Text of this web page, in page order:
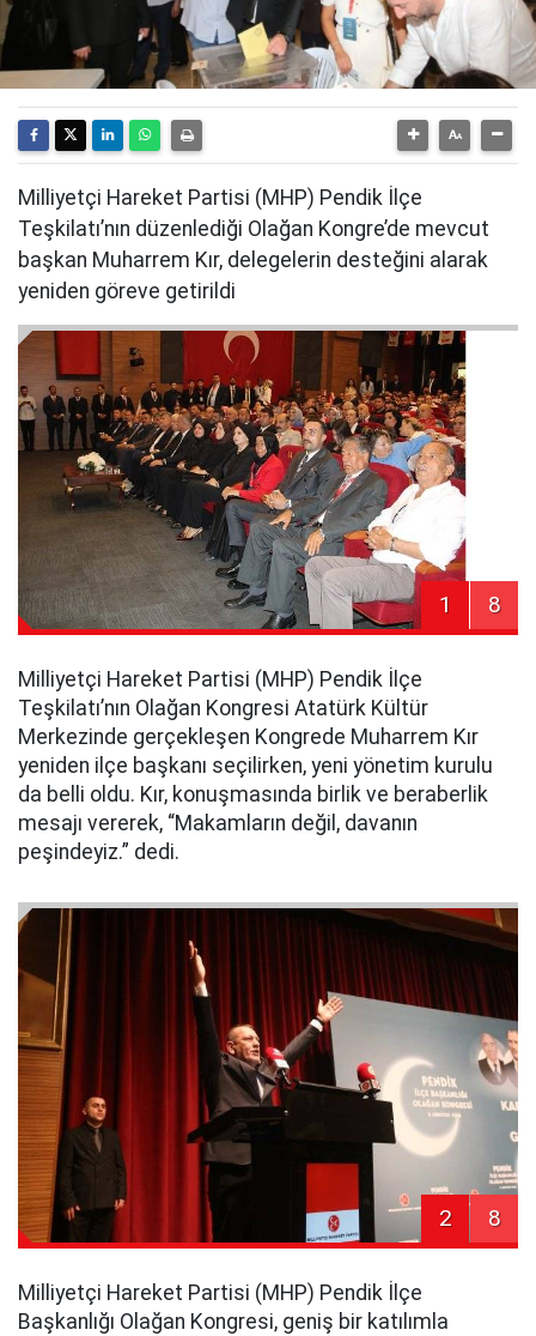
Milliyetçi Hareket Partisi (MHP) Pendik İlçe
Teşkilatı’nın düzenlediği Olağan Kongre’de mevcut
başkan Muharrem Kır, delegelerin desteğini alarak
yeniden göreve getirildi
1 8
Milliyetçi Hareket Partisi (MHP) Pendik İlçe
Teşkilatı’nın Olağan Kongresi Atatürk Kültür
Merkezinde gerçekleşen Kongrede Muharrem Kır
yeniden ilçe başkanı seçilirken, yeni yönetim kurulu
da belli oldu. Kır, konuşmasında birlik ve beraberlik
mesajı vererek, “Makamların değil, davanın
peşindeyiz.” dedi.
2 8
Milliyetçi Hareket Partisi (MHP) Pendik İlçe
Başkanlığı Olağan Kongresi, geniş bir katılımla